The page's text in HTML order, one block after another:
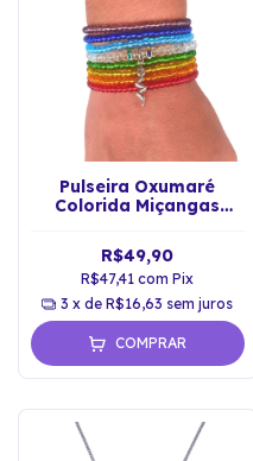
Pulseira Oxumaré
Colorida Miçangas
R$49,90
R$47,41com Pix
3 x deR$16,63 sem juros
COMPRAR